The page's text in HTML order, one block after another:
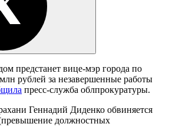
предстанет вице-мэр города по
рублей за незавершенные работы
пресс-служба облпрокуратуры.
Геннадий Диденко обвиняется
должностных